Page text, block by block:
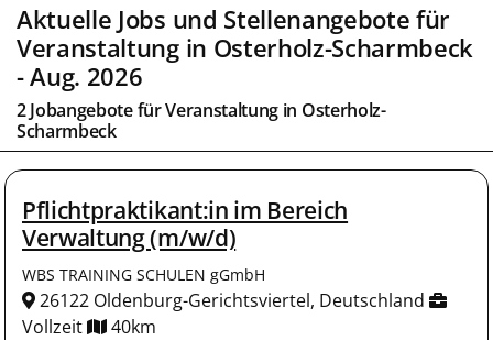
Aktuelle Jobs und Stellenangebote für
Veranstaltungin Osterholz-Scharmbeck
- Aug. 2026
2 Jobangebote fürVeranstaltung in Osterholz-
Scharmbeck
Pflichtpraktikant:in im Bereich
Verwaltung (m/w/d)
WBS TRAINING SCHULEN gGmbH
26122 Oldenburg-Gerichtsviertel, Deutschland
Vollzeit
40km